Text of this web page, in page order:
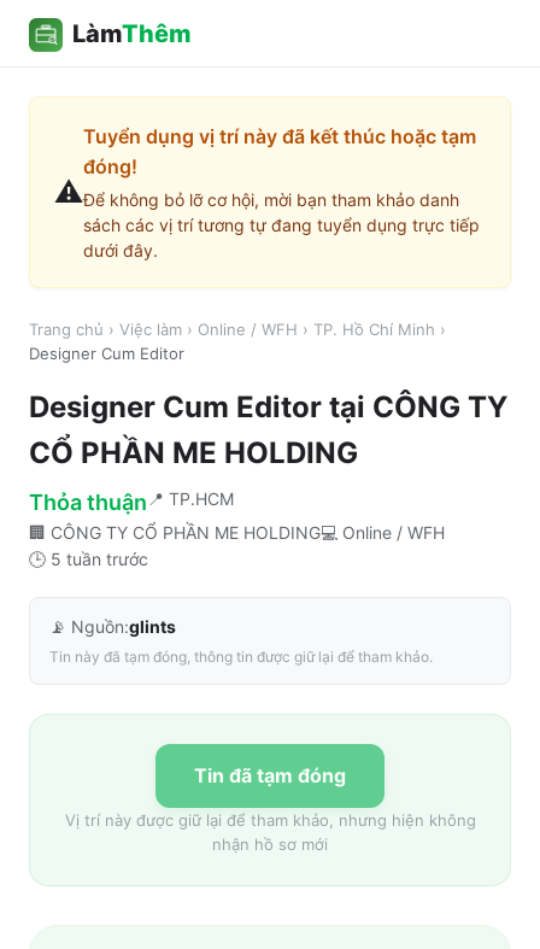
LàmThêm
⚠️
Tuyển dụng vị trí này đã kết thúc hoặc tạm
đóng!
Để không bỏ lỡ cơ hội, mời bạn tham khảo danh
sách các vị trí tương tự đang tuyển dụng trực tiếp
dưới đây.
Trang chủ › Việc làm › Online / WFH › TP. Hồ Chí Minh ›
Designer Cum Editor
Designer Cum Editor tại CÔNG TY
CỔ PHẦN ME HOLDING
Thỏa thuận 📍 TP.HCM
🏢 CÔNG TY CỔ PHẦN ME HOLDING💻 Online / WFH
🕒 5 tuần trước
📡 Nguồn:glints
Tin này đã tạm đóng, thông tin được giữ lại để tham khảo.
Tin đã tạm đóng
Vị trí này được giữ lại để tham khảo, nhưng hiện không
nhận hồ sơ mới